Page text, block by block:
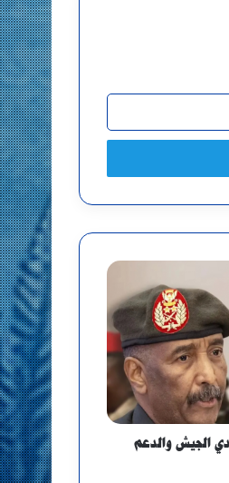
الجيش والدعم